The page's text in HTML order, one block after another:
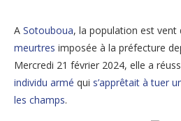
A Sotouboua, la population est vent
meurtres imposée à la préfecture
Mercredi 21 février 2024, elle a
individu armé qui s’apprêtait à tuer
les champs.